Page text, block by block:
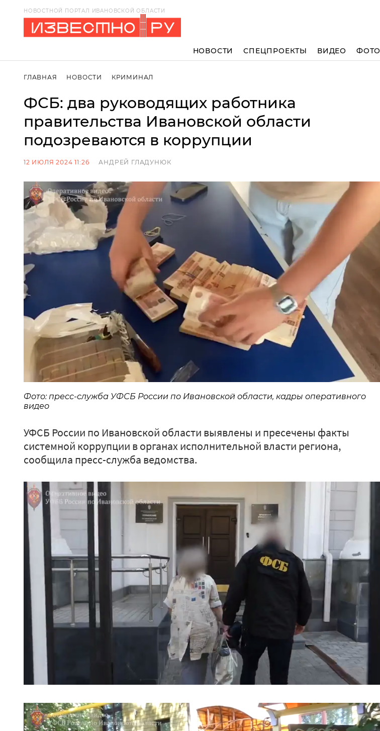
НОВОСТНОЙ ПОРТАЛ ИВАНОВСКОЙ ОБЛАСТИ
НОВОСТИ СПЕЦПРОЕКТЫ ВИДЕО ФОТО
ГЛАВНАЯ НОВОСТИ КРИМИНАЛ
ФСБ: два руководящих работника
правительства Ивановской области
подозреваются в коррупции
12 ИЮЛЯ 2024 11:26 АНДРЕЙ ГЛАДУНЮК
Фото: пресс-служба УФСБ России по Ивановской области, кадры оперативного
видео
УФСБ России по Ивановской области выявлены и пресечены факты
системной коррупции в органах исполнительной власти региона,
сообщила пресс-служба ведомства.